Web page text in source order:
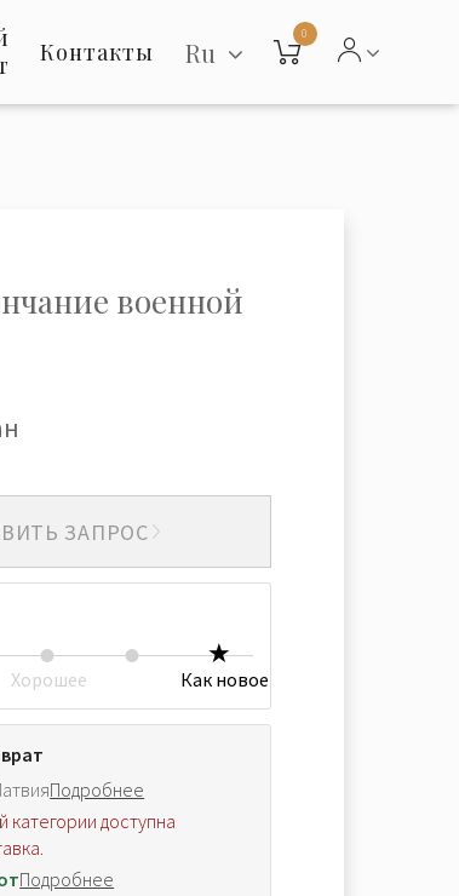
Контакты Ru
0
военной
ЗАПРОС
Хорошее Как новое
Подробнее
категории доступна
Подробнее